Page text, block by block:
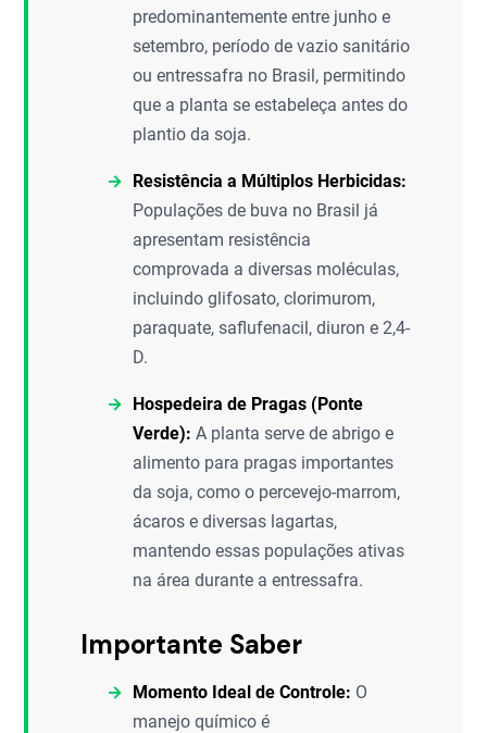
predominantemente entre junho e
setembro, período de vazio sanitário
ou entressafra no Brasil, permitindo
que a planta se estabeleça antes do
plantio da soja.
Resistência a Múltiplos Herbicidas:
Populações de buva no Brasil já
apresentam resistência
comprovada a diversas moléculas,
incluindo glifosato, clorimurom,
paraquate, saflufenacil, diuron e 2,4-
D.
Hospedeira de Pragas (Ponte
Verde): A planta serve de abrigo e
alimento para pragas importantes
da soja, como o percevejo-marrom,
ácaros e diversas lagartas,
mantendo essas populações ativas
na área durante a entressafra.
Importante Saber
Momento Ideal de Controle: O
manejo químico é